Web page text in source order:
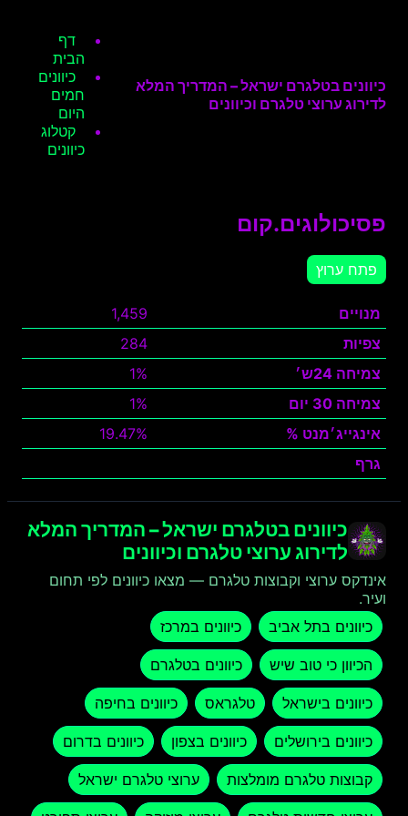
כיוונים בטלגרם ישראל – המדריך המלא
לדירוג ערוצי טלגרם וכיוונים
דף
הבית
כיוונים
חמים
היום
קטלוג
כיוונים
פסיכולוגים.קום
פתח ערוץ
מנויים
1,459
צפיות
284
צמיחה 24ש׳
1%
צמיחה 30 יום
1%
אינגייג׳מנט %
19.47%
גרף
כיוונים בטלגרם ישראל – המדריך המלא
לדירוג ערוצי טלגרם וכיוונים
אינדקס ערוצי וקבוצות טלגרם — מצאו כיוונים לפי תחום
ועיר.
כיוונים בתל אביב
כיוונים במרכז
הכיוון כי טוב שיש כיוונים בטלגרם
כיוונים בישראל טלגראס כיוונים בחיפה
כיוונים בירושלים כיוונים בצפון כיוונים בדרום
קבוצות טלגרם מומלצות ערוצי טלגרם ישראל